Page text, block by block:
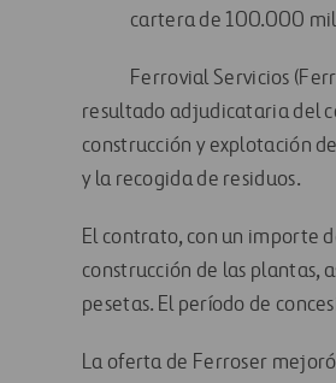
cartera de 100.000
Ferrovial Servicios
resultado adjudicataria del
construcción y explotación
y la recogida de residuos.
El contrato, con un importe
construcción de las plantas,
pesetas. El período de
La oferta de Ferroser